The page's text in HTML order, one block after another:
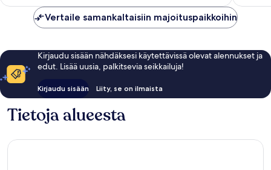
Vertaile samankaltaisiin majoituspaikkoihin
Kirjaudu sisään nähdäksesi käytettävissä olevat alennukset ja
edut. Lisää uusia, palkitsevia seikkailuja!
Kirjaudu sisään Liity, se on ilmaista
Tietoja alueesta